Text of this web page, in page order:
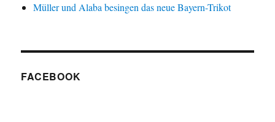
Müller und Alaba besingen das neue Bayern-Trikot
FACEBOOK